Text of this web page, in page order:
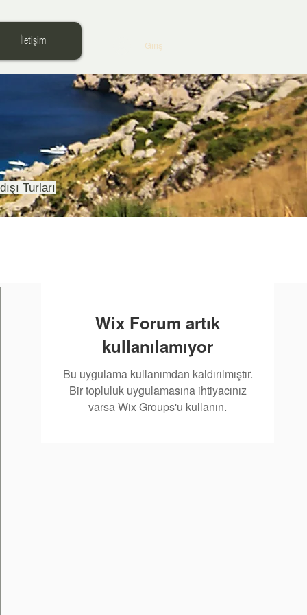
İletişim Giriş
Turları
Wix Forum artık
kullanılamıyor
Bu uygulama kullanımdan kaldırılmıştır.
Bir topluluk uygulamasına ihtiyacınız
varsa Wix Groups'u kullanın.